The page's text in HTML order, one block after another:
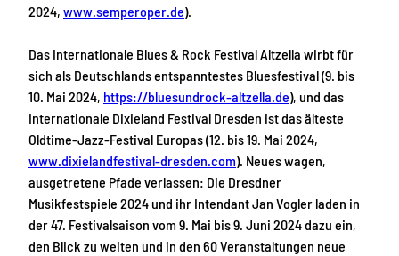
2024, www.semperoper.de).
Das Internationale Blues & Rock Festival Altzella wirbt für
sich als Deutschlands entspanntestes Bluesfestival (9. bis
10. Mai 2024, https://bluesundrock-altzella.de), und das
Internationale Dixieland Festival Dresden ist das älteste
Oldtime-Jazz-Festival Europas (12. bis 19. Mai 2024,
www.dixielandfestival-dresden.com). Neues wagen,
ausgetretene Pfade verlassen: Die Dresdner
Musikfestspiele 2024 und ihr Intendant Jan Vogler laden in
der 47. Festivalsaison vom 9. Mai bis 9. Juni 2024 dazu ein,
den Blick zu weiten und in den 60 Veranstaltungen neue